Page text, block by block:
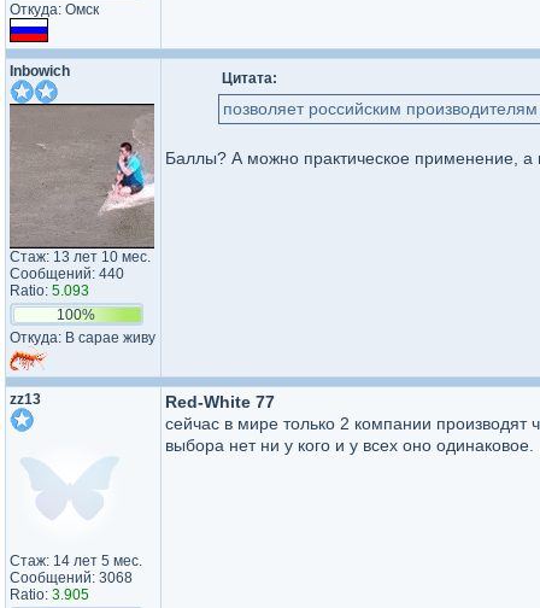
Откуда: Омск
Inbowich
Стаж: 13 лет 10 мес.
Сообщений: 440
Ratio: 5.093
100%
Откуда: В сарае живу
Цитата:
позволяет российским
Баллы? А можно практическое применение, а
zz13
Стаж: 14 лет 5 мес.
Сообщений: 3068
Ratio: 3.905
Red-White 77
сейчас в мире только 2 компании производят
выбора нет ни у кого и у всех оно одинаковое.